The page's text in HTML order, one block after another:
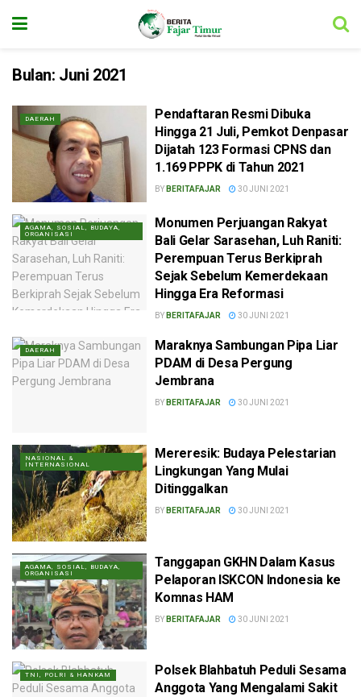
Bulan: Juni 2021
DAERAH
Pendaftaran Resmi Dibuka
Hingga 21 Juli, Pemkot Denpasar
Dijatah 123 Formasi CPNS dan
1.169 PPPK di Tahun 2021
BY BERITAFAJAR 30 JUNI 2021
AGAMA, SOSIAL, BUDAYA,
ORGANISASI
Monumen Perjuangan Rakyat
Bali Gelar Sarasehan, Luh Raniti:
Perempuan Terus Berkiprah
Sejak Sebelum Kemerdekaan
Hingga Era Reformasi
BY BERITAFAJAR 30 JUNI 2021
DAERAH
Maraknya Sambungan Pipa Liar
PDAM di Desa Pergung
Jembrana
BY BERITAFAJAR 30 JUNI 2021
NASIONAL &
INTERNASIONAL
Mereresik: Budaya Pelestarian
Lingkungan Yang Mulai
Ditinggalkan
BY BERITAFAJAR 30 JUNI 2021
AGAMA, SOSIAL, BUDAYA,
ORGANISASI
Tanggapan GKHN Dalam Kasus
Pelaporan ISKCON Indonesia ke
Komnas HAM
BY BERITAFAJAR 30 JUNI 2021
TNI, POLRI & HANKAM
Polsek Blahbatuh Peduli Sesama
Anggota Yang Mengalami Sakit